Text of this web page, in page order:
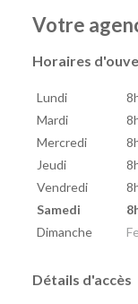
Votre
Horaires
Lundi
Mardi
Mercredi
Jeudi
Vendredi
Samedi
Dimanche
Détails d'accès